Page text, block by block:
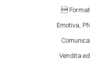

Emotiva,
Vendita